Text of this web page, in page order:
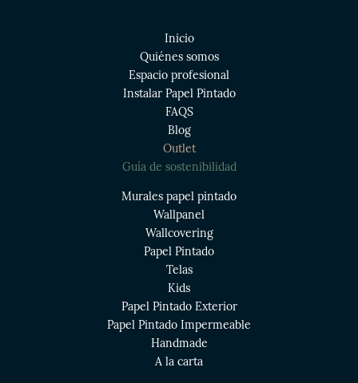
Inicio
Quiénes somos
Espacio profesional
Instalar Papel Pintado
FAQS
Blog
Outlet
Guía de sostenibilidad
Murales papel pintado
Wallpanel
Wallcovering
Papel Pintado
Telas
Kids
Papel Pintado Exterior
Papel Pintado Impermeable
Handmade
A la carta